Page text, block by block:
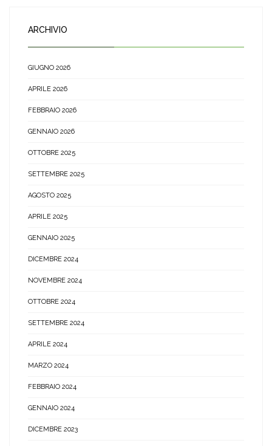
ARCHIVIO
GIUGNO 2026
APRILE 2026
FEBBRAIO 2026
GENNAIO 2026
OTTOBRE 2025
SETTEMBRE 2025
AGOSTO 2025
APRILE 2025
GENNAIO 2025
DICEMBRE 2024
NOVEMBRE 2024
OTTOBRE 2024
SETTEMBRE 2024
APRILE 2024
MARZO 2024
FEBBRAIO 2024
GENNAIO 2024
DICEMBRE 2023